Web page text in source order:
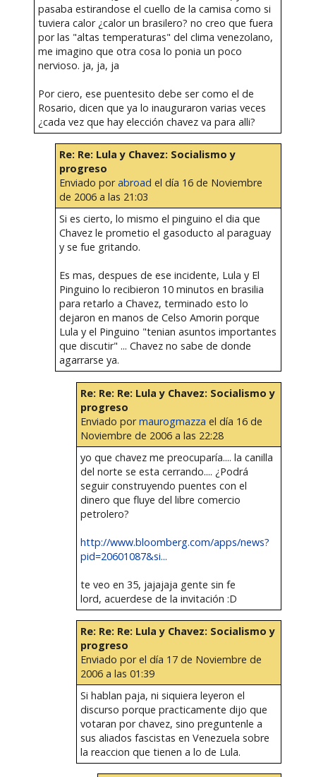
pasaba estirandose el cuello de la camisa como si
tuviera calor ¿calor un brasilero? no creo que fuera
por las "altas temperaturas" del clima venezolano,
me imagino que otra cosa lo ponia un poco
nervioso. ja, ja, ja
Por ciero, ese puentesito debe ser como el de
Rosario, dicen que ya lo inauguraron varias veces
¿cada vez que hay elección chavez va para alli?
Re: Re: Lula y Chavez: Socialismo y
progreso
Enviado porabroad el día 16 de Noviembre
de 2006 a las 21:03
Si es cierto, lo mismo el pinguino el dia que
Chavez le prometio el gasoducto al paraguay
y se fue gritando.
Es mas, despues de ese incidente, Lula y El
Pinguino lo recibieron 10 minutos en brasilia
para retarlo a Chavez, terminado esto lo
dejaron en manos de Celso Amorin porque
Lula y el Pinguino "tenian asuntos importantes
que discutir" ... Chavez no sabe de donde
agarrarse ya.
Re: Re: Re: Lula y Chavez: Socialismo y
progreso
Enviado pormaurogmazza el día 16 de
Noviembre de 2006 a las 22:28
yo que chavez me preocuparía.... la canilla
del norte se esta cerrando.... ¿Podrá
seguir construyendo puentes con el
dinero que fluye del libre comercio
petrolero?
http://www.bloomberg.com/apps/news?
pid=20601087&si...
te veo en 35, jajajaja gente sin fe
lord, acuerdese de la invitación :D
Re: Re: Re: Lula y Chavez: Socialismo y
progreso
Enviado porel día 17 de Noviembre de
2006 a las 01:39
Si hablan paja, ni siquiera leyeron el
discurso porque practicamente dijo que
votaran por chavez, sino preguntenle a
sus aliados fascistas en Venezuela sobre
la reaccion que tienen a lo de Lula.